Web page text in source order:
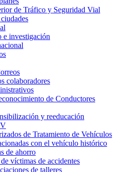
de Tráfico y Seguridad Vial
e investigación
colaboradores
de Conductores
y reeducación
de Tratamiento de Vehículos
con el vehículo histórico
de ahorro
víctimas de accidentes
de talleres